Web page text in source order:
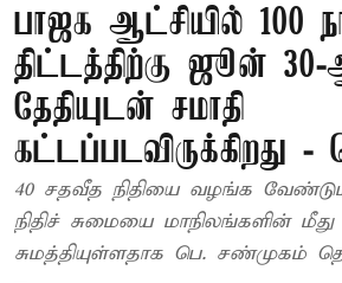
பாஜக ஆட்சியில் 100
திட்டத்திற்கு ஜூன்
தேதியுடன் சமாதி
கட்டப்படவிருக்கிறது
40 சதவீத நிதியை வழங்க
நிதிச் சுமையை மாநிலங்களின் மீது
சுமத்தியுள்ளதாக பெ. சண்முகம்